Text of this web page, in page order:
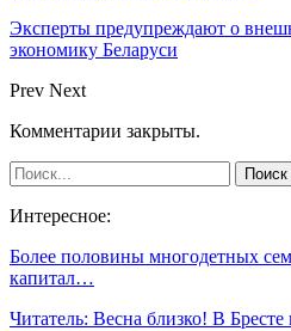
Эксперты предупреждают о
экономику Беларуси
Prev Next
Комментарии закрыты.
Интересное:
Более половины многодетных
капитал…
Читатель: Весна близко! В